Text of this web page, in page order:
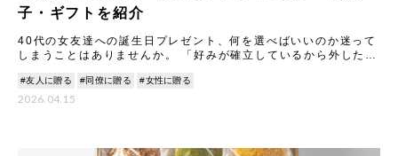
子・ギフトを紹介
40代の女友達への誕生日プレゼント、何を選べばいいのか迷って
しまうことはありませんか。 「好みが確立しているから外したく
い
#友人に贈る #同僚に贈る #女性に贈る
2026.04.15